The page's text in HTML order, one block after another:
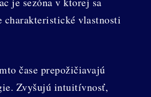
charakteristické vlastnosti
čase prepožičiavajú
Zvyšujú intuitívnosť,